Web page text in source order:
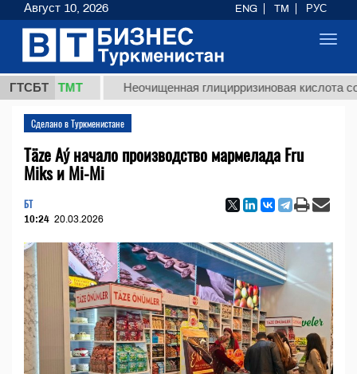
ГТСБТ
ТМТ Неочищенная глицирризиновая кислота
Сделано в Туркменистане
Täze Aý началo производство мармелада Fru
Miks и Mi-Mi
БТ
10:24 20.03.2026
Август 10, 2026 ENG TM РУС